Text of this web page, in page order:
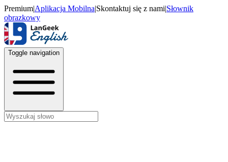
Premium|Aplikacja Mobilna|Skontaktuj się z nami|Słownik
obrazkowy
Toggle navigation